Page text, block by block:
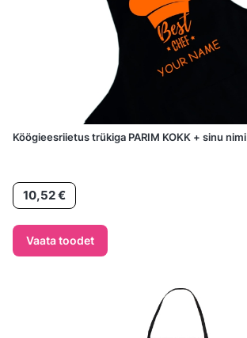
Köögieesriietus trükiga PARIM KOKK + sinu nimi
Hind10,52 €
Vaata toodet